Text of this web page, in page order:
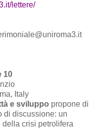
lettere/
10
Italy
e sviluppo propone di
di discussione: un
della crisi petrolifera